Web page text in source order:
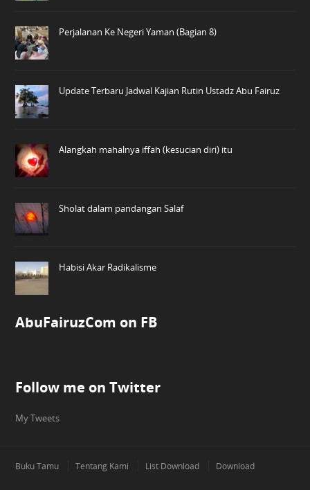
Perjalanan Ke Negeri Yaman (Bagian 8)
Update Terbaru Jadwal Kajian Rutin Ustadz Abu Fairuz
Alangkah mahalnya iffah (kesucian diri) itu
Sholat dalam pandangan Salaf
Habisi Akar Radikalisme
AbuFairuzCom on FB
Follow me on Twitter
My Tweets
Buku Tamu Tentang Kami List Download Download